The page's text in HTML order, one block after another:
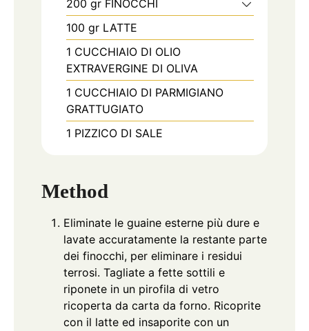
200 gr FINOCCHI
100 gr LATTE
1 CUCCHIAIO DI OLIO
EXTRAVERGINE DI OLIVA
1 CUCCHIAIO DI PARMIGIANO
GRATTUGIATO
1 PIZZICO DI SALE
Method
Eliminate le guaine esterne più dure e
lavate accuratamente la restante parte
dei finocchi, per eliminare i residui
terrosi. Tagliate a fette sottili e
riponete in un pirofila di vetro
ricoperta da carta da forno. Ricoprite
con il latte ed insaporite con un